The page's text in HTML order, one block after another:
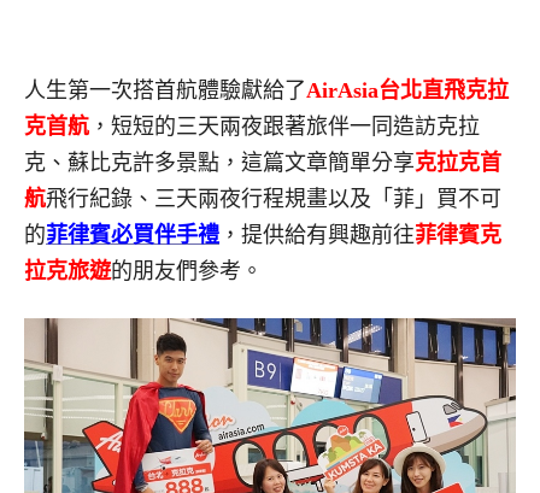
人生第一次搭首航體驗獻給了AirAsia台北直飛克拉
克首航 ，短短的三天兩夜跟著旅伴一同造訪克拉
克、蘇比克許多景點，這篇文章簡單分享克拉克首
航飛行紀錄、三天兩夜行程規畫以及「菲」買不可
的菲律賓必買伴手禮 ，提供給有興趣前往菲律賓克
拉克旅遊的朋友們參考。